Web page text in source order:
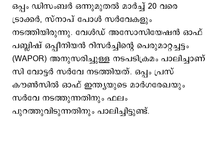
ഒപ്പം ഡിസംബര്‍ ഒന്നുമുതല്‍ മാര്‍ച്ച് 20 വരെ
ട്രാക്കര്‍, സ്നാപ് പോള്‍ സര്‍വേകളും
നടത്തിയിരുന്നു. വേള്‍ഡ് അസോസിയേഷന്‍ ഓഫ്
പബ്ലിഷ് ഒപ്പീനിയന്‍ റിസര്‍ച്ചിന്‍റെ പെരുമാറ്റച്ചട്ടം
(WAPOR) അനുസരിച്ചുള്ള നടപടിക്രമം പാലിച്ചാണ്
സി വോട്ടര്‍ സര്‍വേ നടത്തിയത്. ഒപ്പം പ്രസ്
കൗണ്‍സില്‍ ഓഫ് ഇന്ത്യയുടെ മാര്‍ഗരേഖയും
സര്‍വേ നടത്തുന്നതിനും ഫലം
പുറത്തുവിടുന്നതിനും പാലിച്ചിട്ടുണ്ട്.